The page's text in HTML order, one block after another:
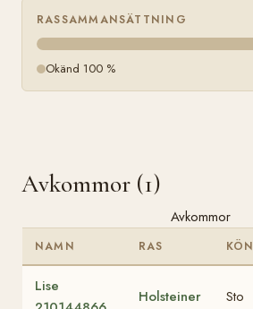
RASSAMMANSÄTTNING
Okänd 100 %
Avkommor (1)
Avkommor
NAMN RAS KÖN
Lise
Holsteiner Sto